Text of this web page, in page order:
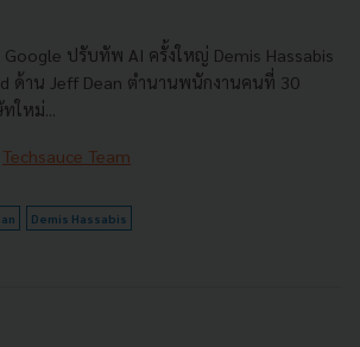
Google ปรับทัพ AI ครั้งใหญ่ Demis Hassabis
ด้าน Jeff Dean ตำนานพนักงานคนที่ 30
ใหม่...
Techsauce Team
Demis Hassabis